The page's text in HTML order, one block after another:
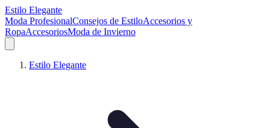
Estilo Elegante
Moda ProfesionalConsejos de EstiloAccesorios y
RopaAccesoriosModa de Invierno
Estilo Elegante